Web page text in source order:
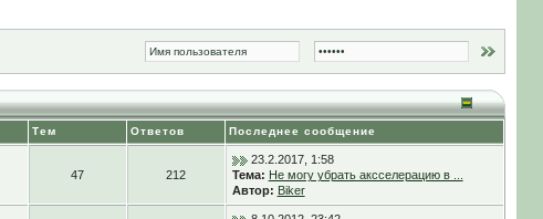
Тем Ответов Последнее сообщение
47 212
23.2.2017, 1:58
Тема: Не могу убрать аксселерацию в ...
Автор: Biker